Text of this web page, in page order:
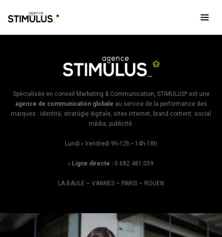
Spécialisée en conseil Marketing & Communication, STIMULUS* est une
agence de communication globale au service de la performance des
marques : identité, stratégie digitale, sites internet, brand content, social
média, publicité.
Lundi › Vendredi 9h-12h • 14h-18h
› Ligne directe : 0 682 481 059
LA BAULE – VANNES – PARIS – ROUEN